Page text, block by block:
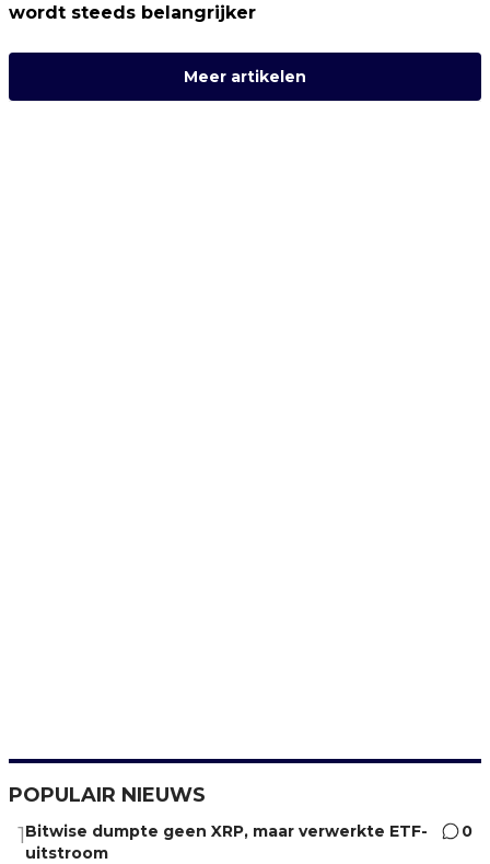
wordt steeds belangrijker
Meer artikelen
POPULAIR NIEUWS
1Bitwise dumpte geen XRP, maar verwerkte ETF-
uitstroom
0